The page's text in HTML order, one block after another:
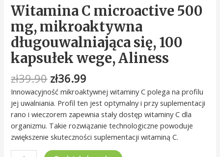
Witamina C microactive 500
mg, mikroaktywna
długouwalniająca się, 100
kapsułek wege, Aliness
zł39.90 zł36.99
Innowacyjność mikroaktywnej witaminy C polega na profilu
jej uwalniania. Profil ten jest optymalny i przy suplementacji
rano i wieczorem zapewnia stały dostęp witaminy C dla
organizmu. Takie rozwiązanie technologiczne powoduje
zwiększenie skuteczności suplementacji witaminą C.